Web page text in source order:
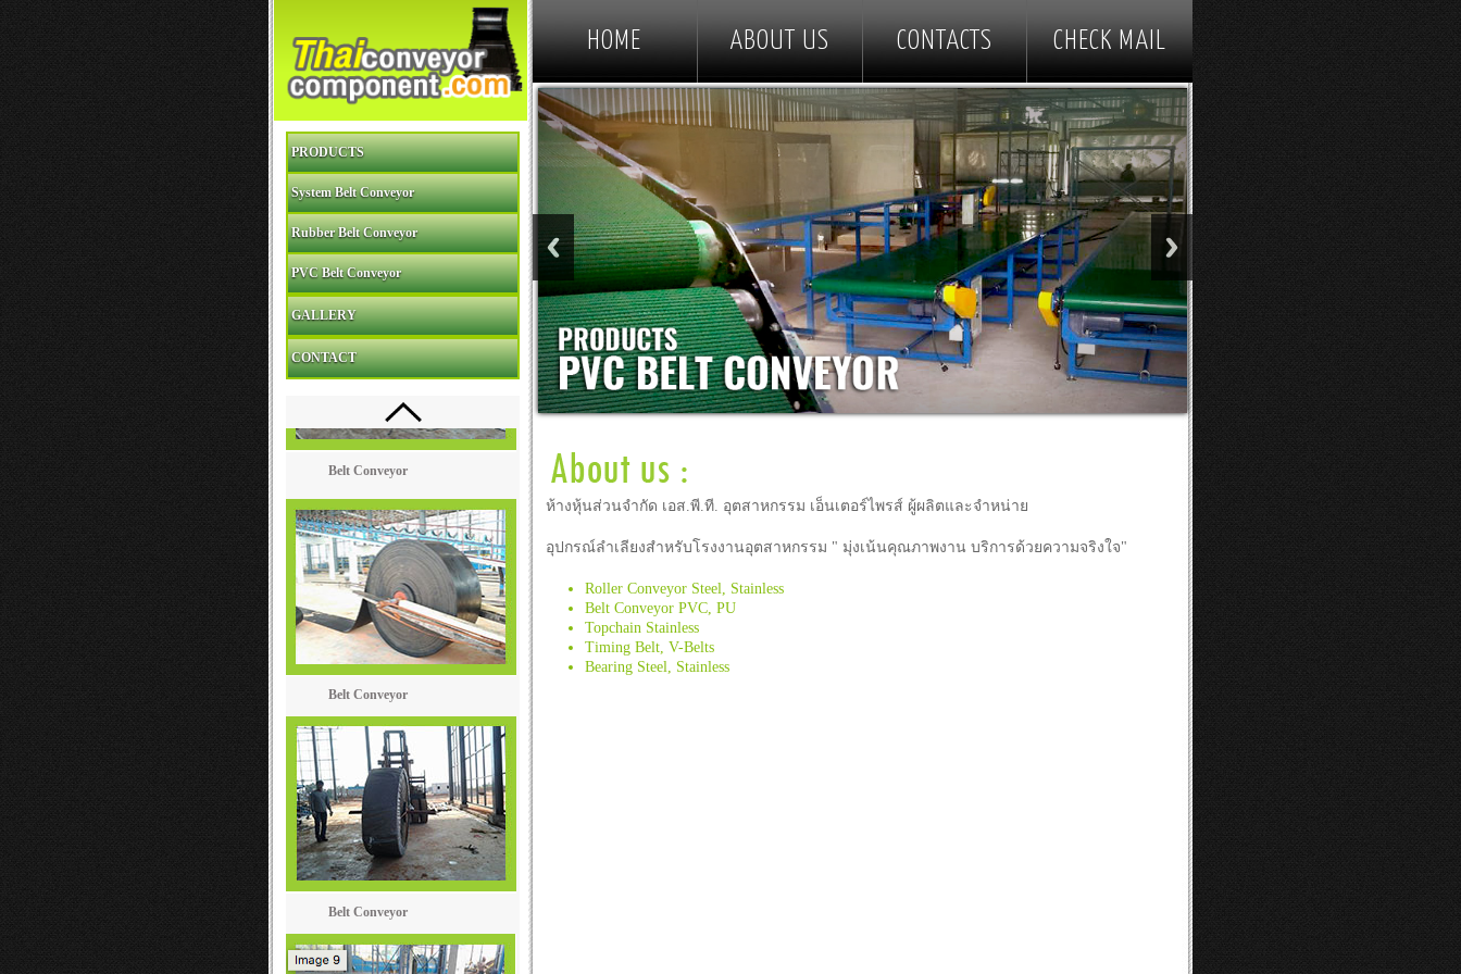
PRODUCTS
System Belt Conveyor
Rubber Belt Conveyor
PVC Belt Conveyor
GALLERY
CONTACT
Belt Conveyor
Belt Conveyor
HOME ABOUT US CONTACTS CHECK MAIL
ห้างหุ้นส่วนจำกัด เอส.พี.ที. อุตสาหกรรม เอ็นเตอร์ไพรส์ ผู้ผลิตและจำหน่าย
อุปกรณ์ลำเลียงสำหรับโรงงานอุตสาหกรรม " มุ่งเน้นคุณภาพงาน บริการด้วยความจริงใจ"
Roller Conveyor Steel, Stainless
Belt Conveyor PVC, PU
Topchain Stainless
Timing Belt, V-Belts
Bearing Steel, Stainless